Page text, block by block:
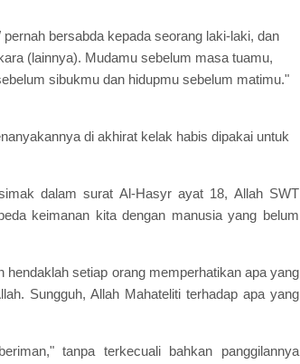
bersabda kepada seorang laki-laki, dan
(lainnya). Mudamu sebelum masa tuamu,
sibukmu dan hidupmu sebelum matimu."
di akhirat kelak habis dipakai untuk
dalam surat Al-Hasyr ayat 18, Allah SWT
keimanan kita dengan manusia yang belum
hendaklah setiap orang memperhatikan apa yang
Sungguh, Allah Mahateliti terhadap apa yang
tanpa terkecuali bahkan panggilannya